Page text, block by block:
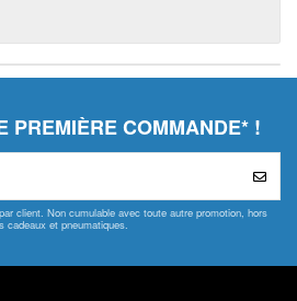
PREMIÈRE COMMANDE* !
client. Non cumulable avec toute autre promotion, hors
cadeaux et pneumatiques.